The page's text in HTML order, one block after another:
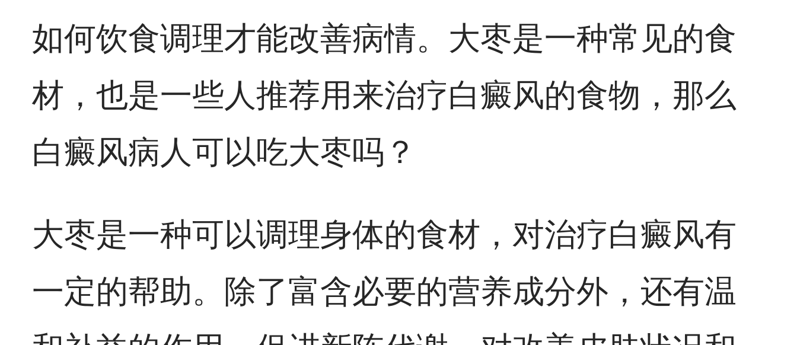
如何饮食调理才能改善病情。大枣是一种常见的食
材，也是一些人推荐用来治疗白癜风的食物，那么
白癜风病人可以吃大枣吗？
大枣是一种可以调理身体的食材，对治疗白癜风有
一定的帮助。除了富含必要的营养成分外，还有温